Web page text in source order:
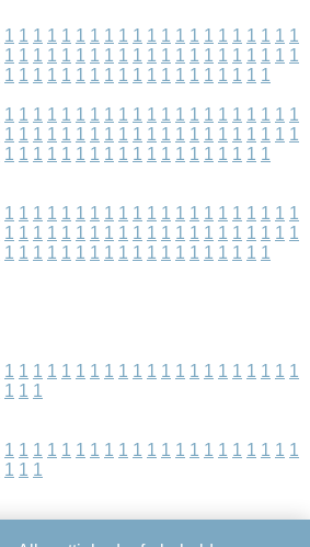
1 1 1 1 1 1 1 1 1 1 1 1 1 1 1 1 1 1 1 1 1
1 1 1 1 1 1 1 1 1 1 1 1 1 1 1 1 1 1 1 1 1
1 1 1 1 1 1 1 1 1 1 1 1 1 1 1 1 1 1 1
1 1 1 1 1 1 1 1 1 1 1 1 1 1 1 1 1 1 1 1 1
1 1 1 1 1 1 1 1 1 1 1 1 1 1 1 1 1 1 1 1 1
1 1 1 1 1 1 1 1 1 1 1 1 1 1 1 1 1 1 1
1 1 1 1 1 1 1 1 1 1 1 1 1 1 1 1 1 1 1 1 1
1 1 1 1 1 1 1 1 1 1 1 1 1 1 1 1 1 1 1 1 1
1 1 1 1 1 1 1 1 1 1 1 1 1 1 1 1 1 1 1
1 1 1 1 1 1 1 1 1 1 1 1 1 1 1 1 1 1 1 1 1
1 1 1
1 1 1 1 1 1 1 1 1 1 1 1 1 1 1 1 1 1 1 1 1
1 1 1